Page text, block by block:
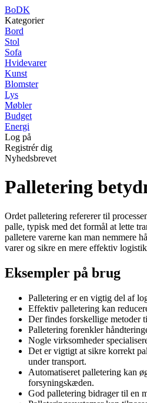
BoDK
Kategorier
Bord
Stol
Sofa
Hvidevarer
Kunst
Blomster
Lys
Møbler
Budget
Energi
Log på
Registrér dig
Nyhedsbrevet
Palletering
Ordet palletering refererer til
palle, typisk med det formål at lette
palletere varerne kan man nemmere
varer og sikre en mere effektiv
Eksempler på brug
Palletering er en vigtig del af
Effektiv palletering kan
Der findes forskellige metoder
Palletering forenkler
Nogle virksomheder
Det er vigtigt at sikre korrekt
under transport.
Automatiseret palletering kan
forsyningskæden.
God palletering bidrager til en